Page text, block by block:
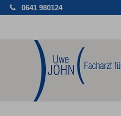
0641 980124